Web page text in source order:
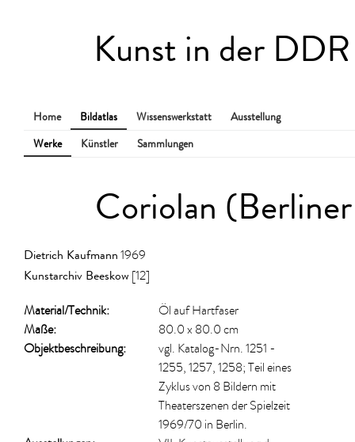
Kunst in der DDR
Home Bildatlas Wissenswerkstatt
Ausstellung
Werke
Künstler Sammlungen
Coriolan
Dietrich Kaufmann 1969
Kunstarchiv Beeskow [12]
Material/​Technik:
Öl auf Hartfaser
Maße:
80.0 x 80.0 cm
Objektbeschreibung:
vgl. Katalog-Nrn. 1251 -
1255, 1257, 1258; Teil eines
Zyklus von 8 Bildern mit
Theaterszenen der Spielzeit
1969/70 in Berlin.